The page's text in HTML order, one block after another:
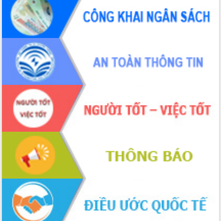
Hội thảo khoa học “Giải pháp thúc đẩy
phát triển nền kinh tế xanh tại tỉnh
Đắk Lắk”
Tăng cường giám sát, đôn đốc thực
hiện nhiệm vụ quản lý tài sản công
hàng tuần
Tháo gỡ những vướng mắc, đẩy mạnh
công tác cải cách thủ tục hành chính
tại Trung tâm Phục vụ hành chính
công tỉnh
Đắk Lắk: Tôn vinh 46 giải pháp tại Hội
thi Sáng tạo Kỹ thuật 2024 - 2025
Đắk Lắk rà soát, điều chỉnh Đề án 190
về phát triển nuôi trồng thủy sản
Phó Chủ tịch UBND tỉnh Đắk Lắk
Trương Công Thái kiểm tra thực địa
Dự án cao tốc Khánh Hòa - Buôn Ma
Thuột
Định vị cà phê Việt Nam như một “di
sản sống” trong dòng chảy toàn cầu